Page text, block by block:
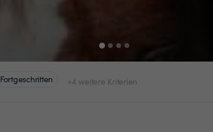
Fortgeschritten +4 weitere Kriterien